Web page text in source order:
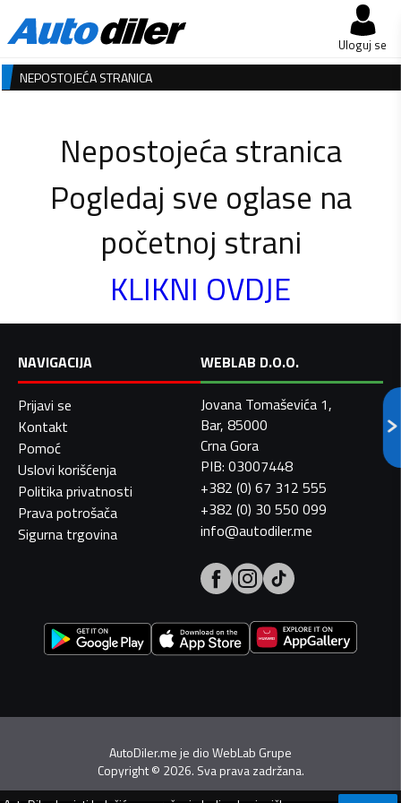
Uloguj se
NEPOSTOJEĆA STRANICA
Nepostojeća stranica
Pogledaj sve oglase na
početnoj strani
KLIKNI OVDJE
NAVIGACIJA
Prijavi se
Kontakt
Pomoć
Uslovi korišćenja
Politika privatnosti
Prava potrošača
Sigurna trgovina
WEBLAB D.O.O.
Jovana Tomaševića 1,
Bar, 85000
Crna Gora
PIB: 03007448
+382 (0) 67 312 555
+382 (0) 30 550 099
info@autodiler.me
AutoDiler.me je dioWebLab Grupe
Copyright© 2026. Sva prava zadržana.